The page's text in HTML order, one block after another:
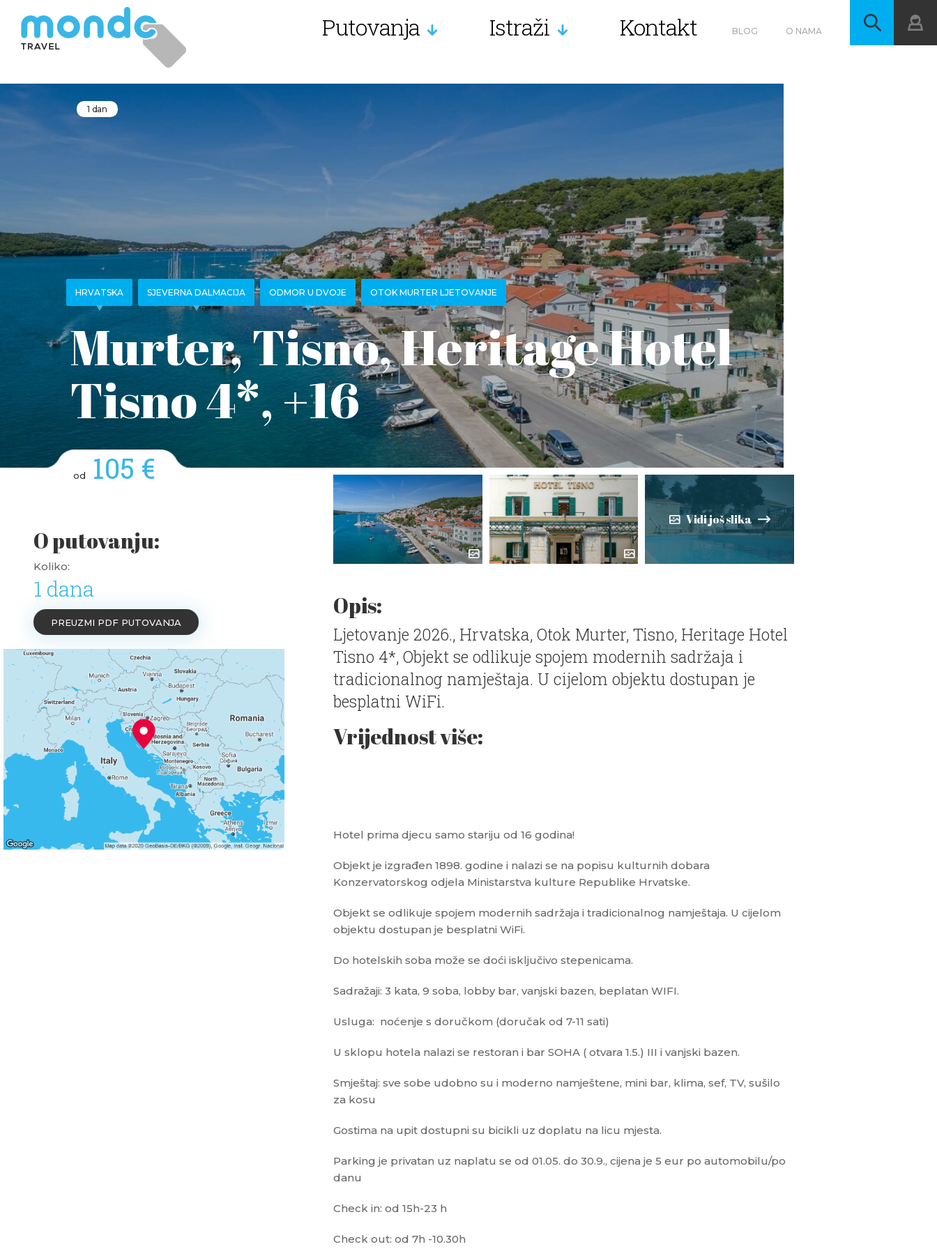
Putovanja Istraži Kontakt BLOG O NAMA
1 dan
HRVATSKA SJEVERNA DALMACIJA ODMOR U DVOJE OTOK MURTER LJETOVANJE
Murter, Tisno, Heritage Hotel
Tisno 4*, +16
od 105 €
O putovanju:
Koliko:
1 dana
PREUZMI PDF PUTOVANJA
Vidi još slika
Opis:
Ljetovanje 2026., Hrvatska, Otok Murter, Tisno, Heritage Hotel
Tisno 4*, Objekt se odlikuje spojem modernih sadržaja i
tradicionalnog namještaja. U cijelom objektu dostupan je
besplatni WiFi.
Vrijednost više:
Hotel prima djecu samo stariju od 16 godina!
Objekt je izgrađen 1898. godine i nalazi se na popisu kulturnih dobara
Konzervatorskog odjela Ministarstva kulture Republike Hrvatske.
Objekt se odlikuje spojem modernih sadržaja i tradicionalnog namještaja. U cijelom
objektu dostupan je besplatni WiFi.
Do hotelskih soba može se doći isključivo stepenicama.
Sadražaji: 3 kata, 9 soba, lobby bar, vanjski bazen, beplatan WIFI.
Usluga: noćenje s doručkom (doručak od 7-11 sati)
U sklopu hotela nalazi se restoran i bar SOHA ( otvara 1.5.) III i vanjski bazen.
Smještaj: sve sobe udobno su i moderno namještene, mini bar, klima, sef, TV, sušilo
za kosu
Gostima na upit dostupni su bicikli uz doplatu na licu mjesta.
Parking je privatan uz naplatu se od 01.05. do 30.9., cijena je 5 eur po automobilu/po
danu
Check in: od 15h-23 h
Check out: od 7h -10.30h